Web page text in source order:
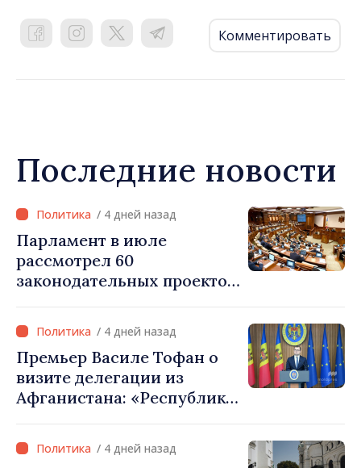
Комментировать
Последние новости
/ 4 дней назад
Парламент в июле
рассмотрел 60
законодательных проектов
/ 4 дней назад
Премьер Василе Тофан о
визите делегации из
Афганистана: «Республика
власть талибов. Одобрение
этого визита было ошибкой
/ 4 дней назад